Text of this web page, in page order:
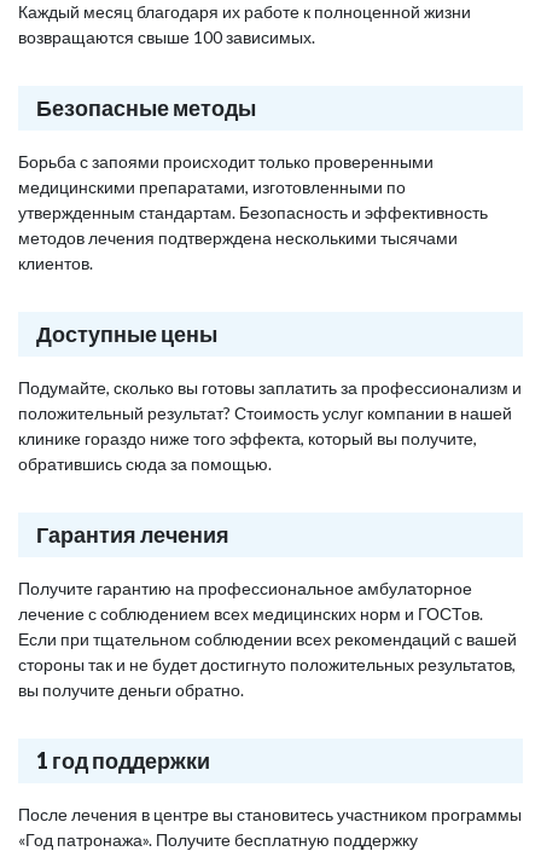
Каждый месяц благодаря их работе к полноценной жизни
возвращаются свыше 100 зависимых.
Безопасные методы
Борьба с запоями происходит только проверенными
медицинскими препаратами, изготовленными по
утвержденным стандартам. Безопасность и эффективность
методов лечения подтверждена несколькими тысячами
клиентов.
Доступные цены
Подумайте, сколько вы готовы заплатить за профессионализм и
положительный результат? Стоимость услуг компании в нашей
клинике гораздо ниже того эффекта, который вы получите,
обратившись сюда за помощью.
Гарантия лечения
Получите гарантию на профессиональное амбулаторное
лечение с соблюдением всех медицинских норм и ГОСТов.
Если при тщательном соблюдении всех рекомендаций с вашей
стороны так и не будет достигнуто положительных результатов,
вы получите деньги обратно.
1 год поддержки
После лечения в центре вы становитесь участником программы
«Год патронажа». Получите бесплатную поддержку